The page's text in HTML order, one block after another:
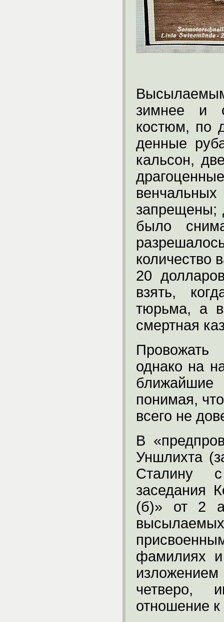
зимнее и
костюм, по
денные
кальсон,
запрещены;
было
количество
20
взять,
тюрьма, а
смертная
Провожать
однако на
понимая,
всего не
В
Уншлихта
Сталину
заседания
(б)» от 2
фамилиях
четверо,
отношение